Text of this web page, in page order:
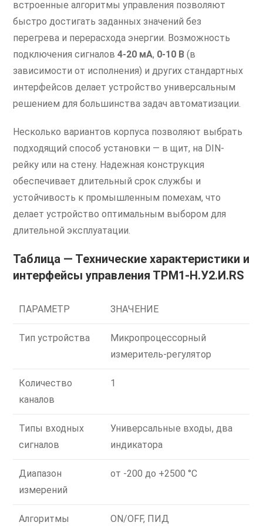
встроенные алгоритмы управления позволяют
быстро достигать заданных значений без
перегрева и перерасхода энергии. Возможность
подключения сигналов4-20 мА, 0-10 В(в
зависимости от исполнения) и других стандартных
интерфейсов делает устройство универсальным
решением для большинства задач автоматизации.
Несколько вариантов корпуса позволяют выбрать
подходящий способ установки — в щит, на DIN-
рейку или на стену. Надежная конструкция
обеспечивает длительный срок службы и
устойчивость к промышленным помехам, что
делает устройство оптимальным выбором для
длительной эксплуатации.
Таблица — Технические характеристики и
интерфейсы управления ТРМ1-Н.У2.И.RS
ПАРАМЕТР ЗНАЧЕНИЕ
Тип устройства
Микропроцессорный
измеритель-регулятор
Количество
каналов
1
Типы входных
сигналов
Универсальные входы, два
индикатора
Диапазон
измерений
от -200 до +2500 °C
Алгоритмы
ON/OFF, ПИД